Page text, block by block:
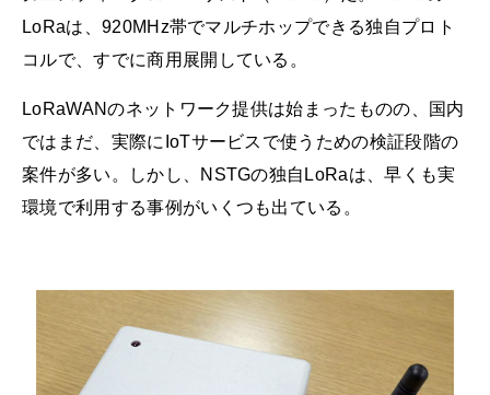
LoRaは、920MHz帯でマルチホップできる独自プロト
コルで、すでに商用展開している。
LoRaWANのネットワーク提供は始まったものの、国内
ではまだ、実際にIoTサービスで使うための検証段階の
案件が多い。しかし、NSTGの独自LoRaは、早くも実
環境で利用する事例がいくつも出ている。